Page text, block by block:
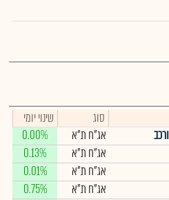
סוג
שינוי יומי
אג"ח ת"א
0.00%
אג"ח ת"א
0.13%
אג"ח ת"א
0.01%
אג"ח ת"א
0.75%